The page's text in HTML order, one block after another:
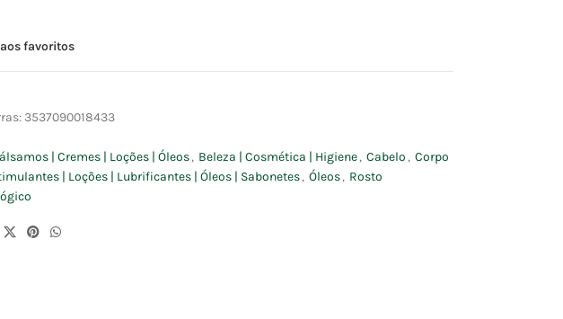
favoritos
3537090018433
| Cremes | Loções | Óleos, Beleza | Cosmética | Higiene, Cabelo , Corpo
| Loções | Lubrificantes | Óleos | Sabonetes, Óleos, Rosto